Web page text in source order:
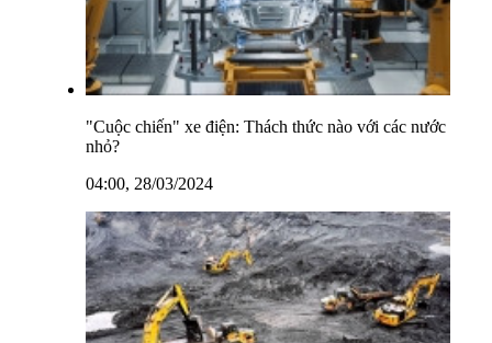
"Cuộc chiến" xe điện: Thách thức nào với các nước
nhỏ?
04:00, 28/03/2024